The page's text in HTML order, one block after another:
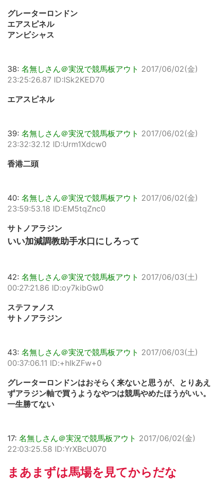
グレーターロンドン
エアスピネル
アンビシャス
38: 名無しさん＠実況で競馬板アウト 2017/06/02(金)
23:25:26.87 ID:ISk2KED70
エアスピネル
39: 名無しさん＠実況で競馬板アウト 2017/06/02(金)
23:32:32.12 ID:Urm1Xdcw0
香港二頭
40: 名無しさん＠実況で競馬板アウト 2017/06/02(金)
23:59:53.18 ID:EM5tqZnc0
サトノアラジン
いい加減調教助手水口にしろって
42: 名無しさん＠実況で競馬板アウト 2017/06/03(土)
00:27:21.86 ID:oy7kibGw0
ステファノス
サトノアラジン
43: 名無しさん＠実況で競馬板アウト 2017/06/03(土)
00:37:06.11 ID:+hIkZFw+0
グレーターロンドンはおそらく来ないと思うが、とりあえ
ずアラジン軸で買うようなやつは競馬やめたほうがいい。
一生勝てない
17: 名無しさん＠実況で競馬板アウト 2017/06/02(金)
22:03:25.58 ID:YrXBcU070
まあまずは馬場を見てからだな